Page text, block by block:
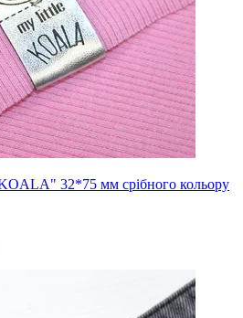
32*75 мм срібного кольору